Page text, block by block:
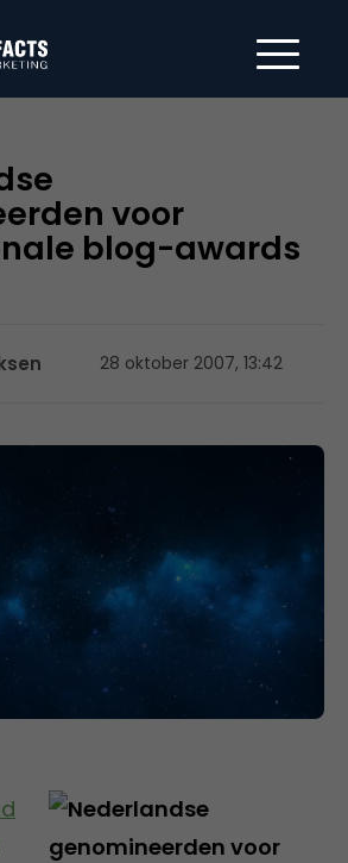
voor
blog-awards
28 oktober 2007, 13:42